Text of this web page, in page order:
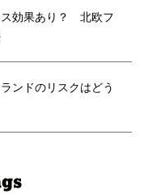
ス効果あり？ 北欧フ
ンドのリスクはどう